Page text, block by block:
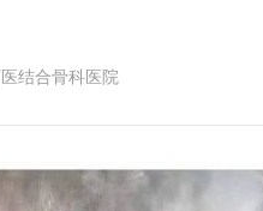
结合骨科医院